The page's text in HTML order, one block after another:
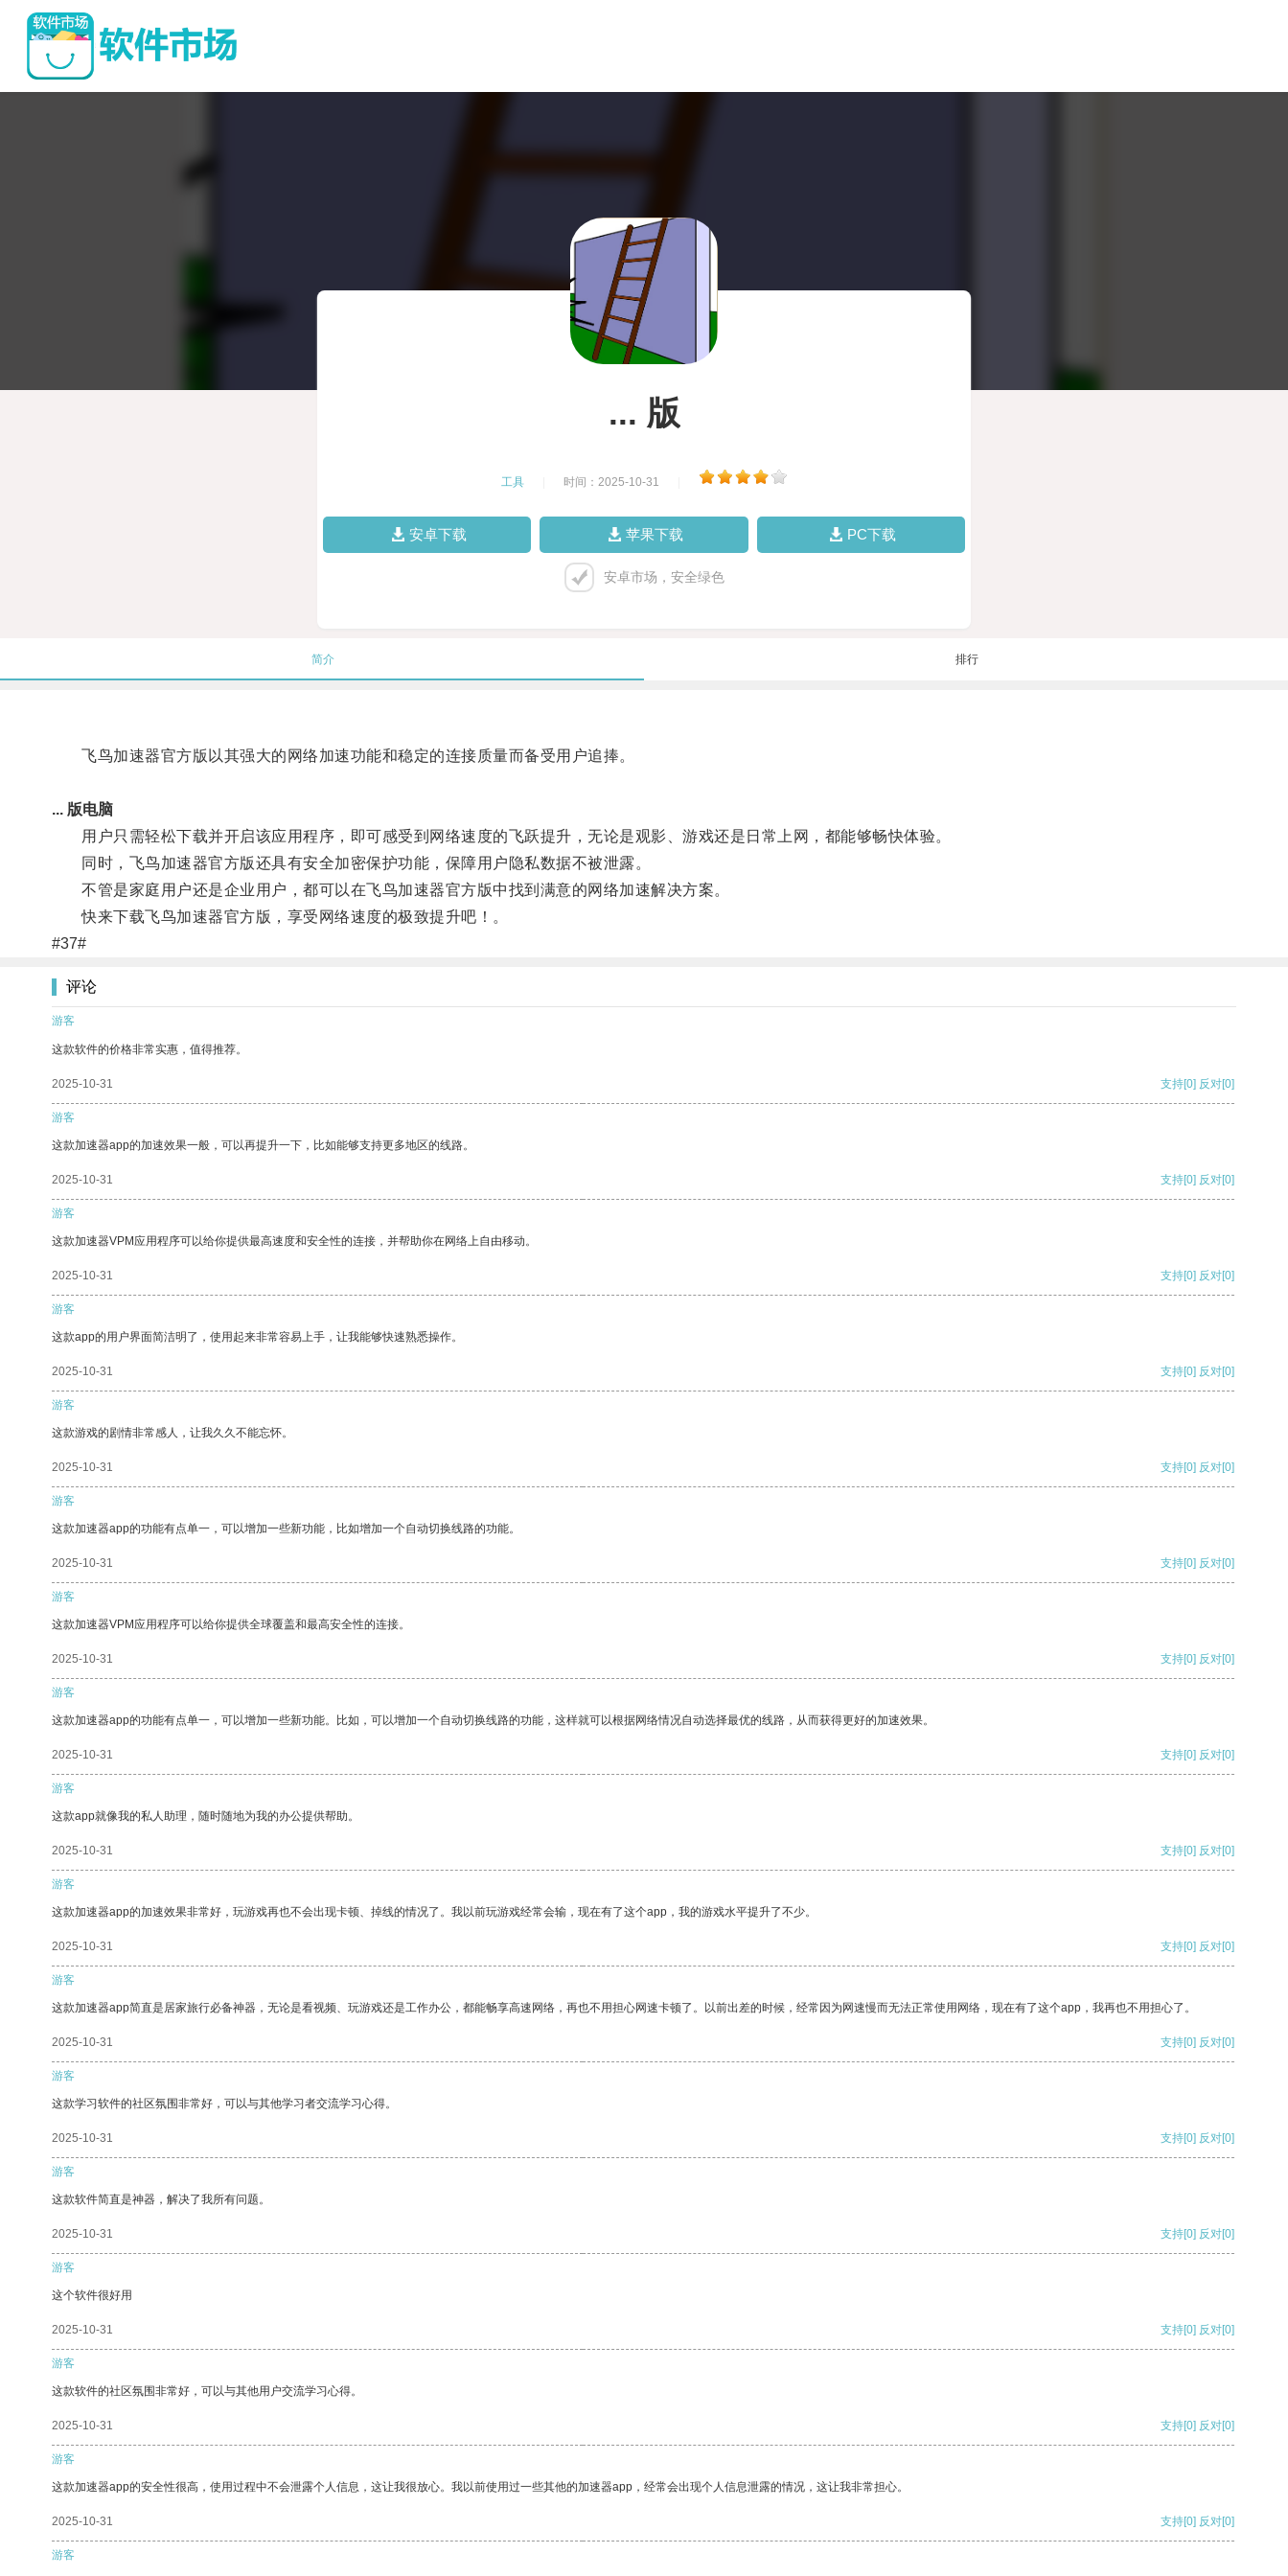
... 版
工具 时间：2025-10-31
安卓下载 苹果下载 PC下载
安卓市场，安全绿色
简介 排行
飞鸟加速器官方版以其强大的网络加速功能和稳定的连接质量而备受用户追捧。
... 版电脑
用户只需轻松下载并开启该应用程序，即可感受到网络速度的飞跃提升，无论是观影、游戏还是日常上网，都能够畅快体验。
同时，飞鸟加速器官方版还具有安全加密保护功能，保障用户隐私数据不被泄露。
不管是家庭用户还是企业用户，都可以在飞鸟加速器官方版中找到满意的网络加速解决方案。
快来下载飞鸟加速器官方版，享受网络速度的极致提升吧！。
#37#
评论
游客
这款软件的价格非常实惠，值得推荐。
2025-10-31 支持[0] 反对[0]
游客
这款加速器app的加速效果一般，可以再提升一下，比如能够支持更多地区的线路。
2025-10-31 支持[0] 反对[0]
游客
这款加速器VPM应用程序可以给你提供最高速度和安全性的连接，并帮助你在网络上自由移动。
2025-10-31 支持[0] 反对[0]
游客
这款app的用户界面简洁明了，使用起来非常容易上手，让我能够快速熟悉操作。
2025-10-31 支持[0] 反对[0]
游客
这款游戏的剧情非常感人，让我久久不能忘怀。
2025-10-31 支持[0] 反对[0]
游客
这款加速器app的功能有点单一，可以增加一些新功能，比如增加一个自动切换线路的功能。
2025-10-31 支持[0] 反对[0]
游客
这款加速器VPM应用程序可以给你提供全球覆盖和最高安全性的连接。
2025-10-31 支持[0] 反对[0]
游客
这款加速器app的功能有点单一，可以增加一些新功能。比如，可以增加一个自动切换线路的功能，这样就可以根据网络情况自动选择最优的线路，从而获得更好的加速效果。
2025-10-31 支持[0] 反对[0]
游客
这款app就像我的私人助理，随时随地为我的办公提供帮助。
2025-10-31 支持[0] 反对[0]
游客
这款加速器app的加速效果非常好，玩游戏再也不会出现卡顿、掉线的情况了。我以前玩游戏经常会输，现在有了这个app，我的游戏水平提升了不少。
2025-10-31 支持[0] 反对[0]
游客
这款加速器app简直是居家旅行必备神器，无论是看视频、玩游戏还是工作办公，都能畅享高速网络，再也不用担心网速卡顿了。以前出差的时候，经常因为网速慢而无法正常使用网络，现在有了这个app，我再也不用担心了。
2025-10-31 支持[0] 反对[0]
游客
这款学习软件的社区氛围非常好，可以与其他学习者交流学习心得。
2025-10-31 支持[0] 反对[0]
游客
这款软件简直是神器，解决了我所有问题。
2025-10-31 支持[0] 反对[0]
游客
这个软件很好用
2025-10-31 支持[0] 反对[0]
游客
这款软件的社区氛围非常好，可以与其他用户交流学习心得。
2025-10-31 支持[0] 反对[0]
游客
这款加速器app的安全性很高，使用过程中不会泄露个人信息，这让我很放心。我以前使用过一些其他的加速器app，经常会出现个人信息泄露的情况，这让我非常担心。
2025-10-31 支持[0] 反对[0]
游客